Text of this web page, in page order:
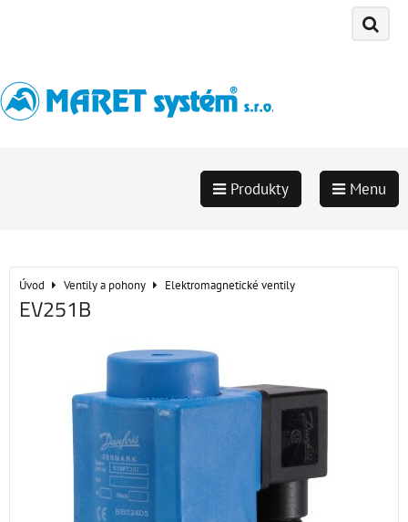
Produkty Menu
Úvod Ventily a pohony Elektromagnetické ventily
EV251B